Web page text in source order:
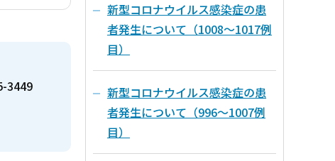
3449
新型コロナウイルス感染症の患
者発生について（1008～1017例
目）
新型コロナウイルス感染症の患
者発生について（996～1007例
目）